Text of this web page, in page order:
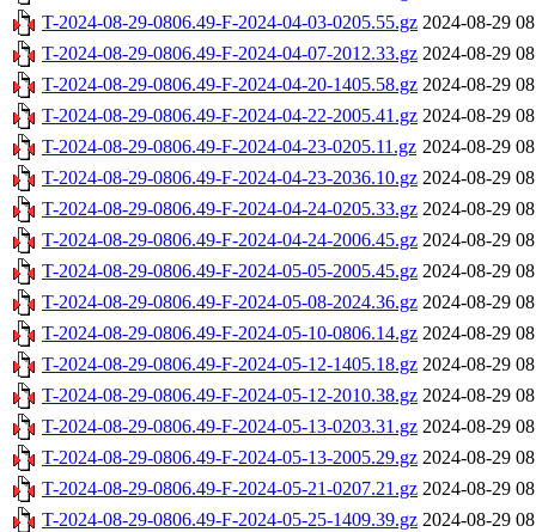
T-2024-08-29-0806.49-F-2024-04-03-0205.55.gz 2024-08-29
T-2024-08-29-0806.49-F-2024-04-07-2012.33.gz 2024-08-29
T-2024-08-29-0806.49-F-2024-04-20-1405.58.gz 2024-08-29
T-2024-08-29-0806.49-F-2024-04-22-2005.41.gz 2024-08-29
T-2024-08-29-0806.49-F-2024-04-23-0205.11.gz 2024-08-29
T-2024-08-29-0806.49-F-2024-04-23-2036.10.gz 2024-08-29
T-2024-08-29-0806.49-F-2024-04-24-0205.33.gz 2024-08-29
T-2024-08-29-0806.49-F-2024-04-24-2006.45.gz 2024-08-29
T-2024-08-29-0806.49-F-2024-05-05-2005.45.gz 2024-08-29
T-2024-08-29-0806.49-F-2024-05-08-2024.36.gz 2024-08-29
T-2024-08-29-0806.49-F-2024-05-10-0806.14.gz 2024-08-29
T-2024-08-29-0806.49-F-2024-05-12-1405.18.gz 2024-08-29
T-2024-08-29-0806.49-F-2024-05-12-2010.38.gz 2024-08-29
T-2024-08-29-0806.49-F-2024-05-13-0203.31.gz 2024-08-29
T-2024-08-29-0806.49-F-2024-05-13-2005.29.gz 2024-08-29
T-2024-08-29-0806.49-F-2024-05-21-0207.21.gz 2024-08-29
T-2024-08-29-0806.49-F-2024-05-25-1409.39.gz 2024-08-29